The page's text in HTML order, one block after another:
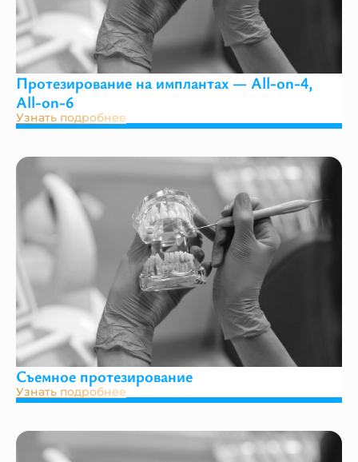
Протезирование на имплантах — All-on-4,
All-on-6
Узнать подробнее
Съемное протезирование
Узнать подробнее